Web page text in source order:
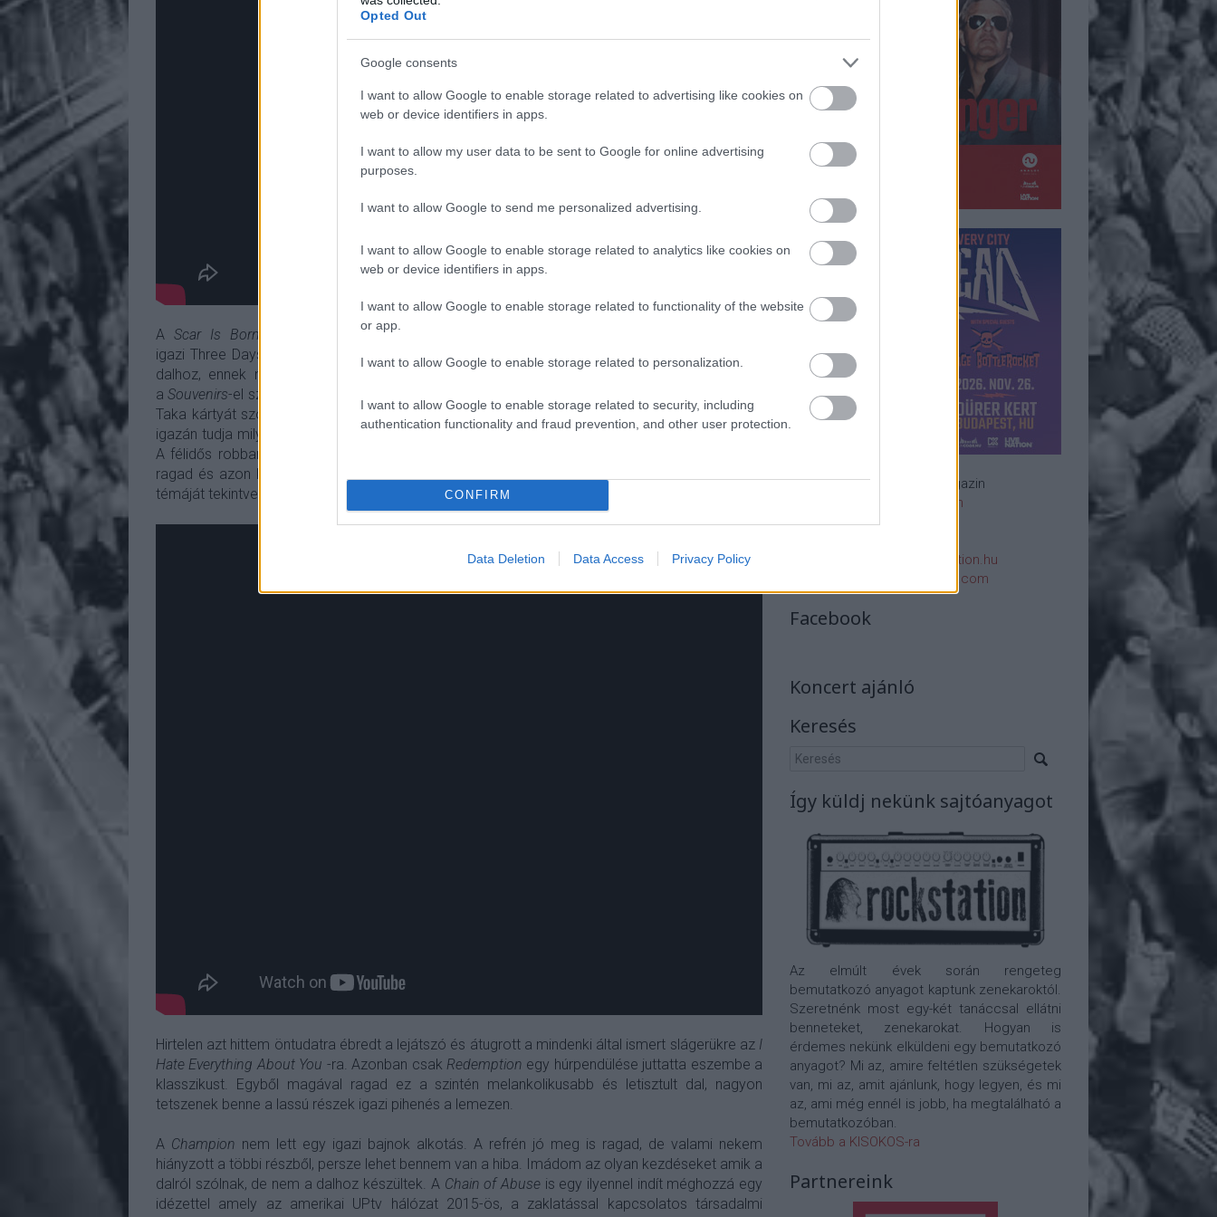
Opted Out
Google consents
I want to allow Google to enable storage related to advertising like cookies on
web or device identifiers in apps.
I want to allow my user data to be sent to Google for online advertising
purposes.
I want to allow Google to send me personalized advertising.
I want to allow Google to enable storage related to analytics like cookies on
web or device identifiers in apps.
I want to allow Google to enable storage related to functionality of the website
or app.
I want to allow Google to enable storage related to personalization.
I want to allow Google to enable storage related to security, including
authentication functionality and fraud prevention, and other user protection.
CONFIRM
Data Deletion Data Access Privacy Policy
AScar Is Born
gyorsan átvált, ez egy erőteljes riffsorozatokkal színezett sötétebb dal,
igazi Three Days Grace
érzés. olvastam itt ott, hogy erősen emlékeztet a refrén egy korábbi
dalhoz, ennek megállapítását a lelkesebb rajongókra bízom. Elérkeztünk az album feléhez
aSouvenirs-el szerettem volna egy borzalmas poént elsütni itt, de egyből láttam magam előtt a
Taka kártyát szóval inkább el is felejtettem gyorsan. Meglehetősen hullámzó aSouvenirsnem
igazán tudja milyen is akar lenni, azonban ennek köszönhetően végig magán tartja a figyelmet.
A félidős robbanást remekül felépítették. A
ragad és azon kapod magad, hogy a ritmusra mozogsz. Könnyed slágergyanús dal, még ha
témáját tekintve nem is túl vidám.
Hirtelen azt hittem öntudatra ébredt a lejátszó és átugrott a mindenki által ismert slágerükre az I
Hate Everything About You -ra. Azonban csak Redemption egy húrpendülése juttatta eszembe a
klasszikust. Egyből magával ragad ez a szintén melankolikusabb és letisztult dal, nagyon
tetszenek benne a lassú részek igazi pihenés a lemezen.
A Champion nem lett egy igazi bajnok alkotás. A refrén jó meg is ragad, de valami nekem
hiányzott a többi részből, persze lehet bennem van a hiba. Imádom az olyan kezdéseket amik a
dalról szólnak, de nem a dalhoz készültek. A Chain of Abuseis egy ilyennel indít méghozzá egy
idézettel amely az amerikai UPtv hálózat 2015-ös, a zaklatással kapcsolatos társadalmi
Rockzenei magazin
Impresszum
rsszerk@rockstation.hu
rsszerk@gmail.com
Facebook
Koncert ajánló
Keresés
Így küldj nekünk sajtóanyagot
Az elmúlt évek során rengeteg
bemutatkozó anyagot kaptunk zenekaroktól.
Szeretnénk most egy-két tanáccsal ellátni
benneteket, zenekarokat. Hogyan is
érdemes nekünk elküldeni egy bemutatkozó
anyagot? Mi az, amire feltétlen szükségetek
van, mi az, amit ajánlunk, hogy legyen, és mi
az, ami még ennél is jobb, ha megtalálható a
bemutatkozóban.
Tovább a KISOKOS-ra
Partnereink